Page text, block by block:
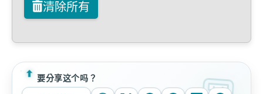
清除所有
要分享这个吗？